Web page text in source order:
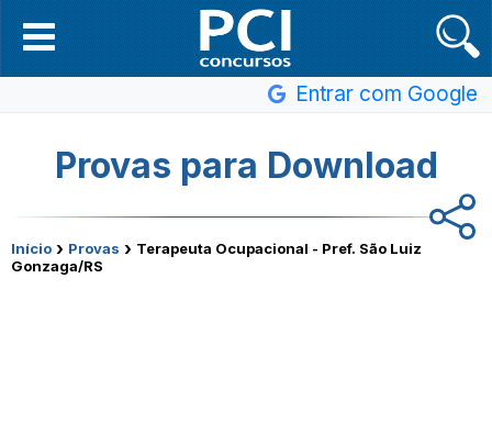
Entrar com Google
Provas para Download
Início › Provas › Terapeuta Ocupacional - Pref. São Luiz
Gonzaga/RS